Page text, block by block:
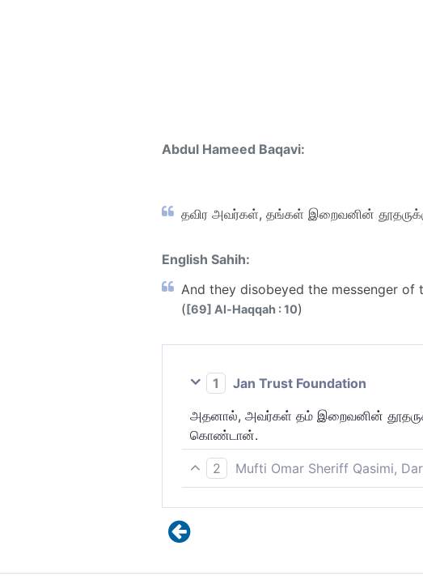
Abdul Hameed Baqavi:
தவிர அவர்கள், தங்கள் இறைவனின்
English Sahih:
And they disobeyed the messenger
([69] Al-Haqqah : 10)
1
Jan Trust Foundation
அதனால், அவர்கள் தம் இறைவனின்
கொண்டான்.
2
Mufti Omar Sheriff Qasimi,